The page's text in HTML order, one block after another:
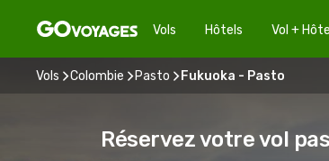
Vols Hôtels Vol + Hôtel
Vols Colombie Pasto Fukuoka - Pasto
Réservez votre vol